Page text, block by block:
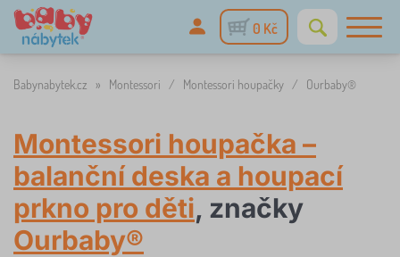
0 Kč
Babynabytek.cz » Montessori / Montessori houpačky / Ourbaby®
Montessori houpačka –
balanční deska a houpací
prkno pro děti, značky
Ourbaby®